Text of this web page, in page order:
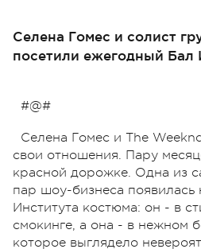
Селена Гомес и солист
посетили ежегодный Бал
#@#
Селена Гомес и The
свои отношения. Пару
красной дорожке. Одна из
пар шоу-бизнеса
Института костюма: он - в
смокинге, а она - в нежном
которое выглядело